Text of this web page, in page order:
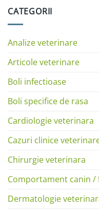
CATEGORII
Analize veterinare
Articole veterinare
Boli infectioase
Boli specifice de rasa
Cardiologie veterinara
Cazuri clinice
Chirurgie veterinara
Comportament canin /
Dermatologie